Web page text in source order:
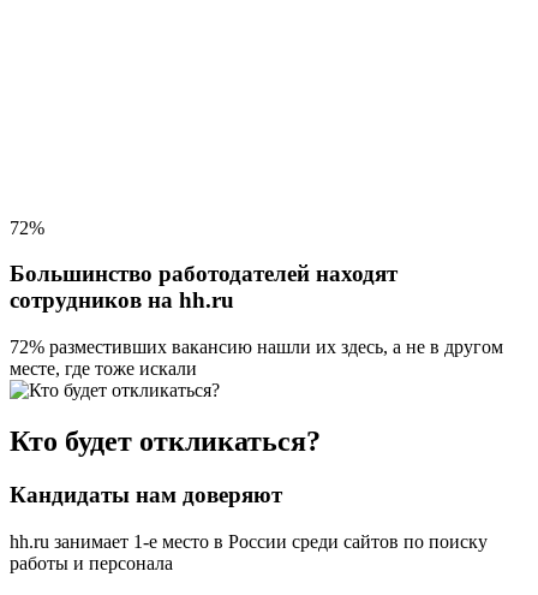
72%
Большинство работодателей находят
сотрудников на hh.ru
72% разместивших вакансию нашли их здесь, а не в другом
месте, где тоже искали
Кто будет откликаться?
Кандидаты нам доверяют
hh.ru занимает 1-е место в России среди сайтов по поиску
работы и персонала